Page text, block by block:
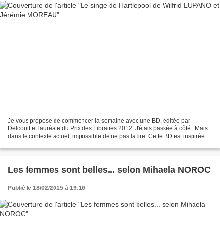
Je vous propose de commencer la semaine avec une BD, éditée par
Delcourt et lauréate du Prix des Libraires 2012. J'étais passée à côté ! Mais
dans le contexte actuel, impossible de ne pas la lire. Cette BD est inspirée
Les femmes sont belles... selon Mihaela NOROC
Publié le 18/02/2015 à 19:16